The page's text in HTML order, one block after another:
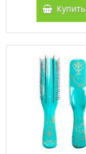
Купить